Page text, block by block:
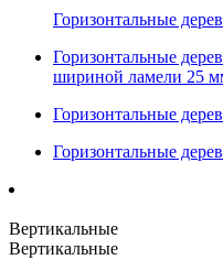
Горизонтальные
Горизонтальные
шириной ламели 25
Горизонтальные
Горизонтальные
Вертикальные
Вертикальные